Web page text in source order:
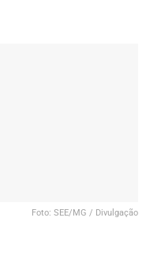
Foto: SEE/MG / Divulgação